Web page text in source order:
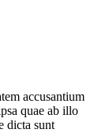
accusantium
quae ab illo
dicta sunt